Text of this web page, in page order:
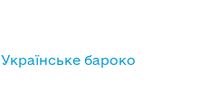
Українське бароко